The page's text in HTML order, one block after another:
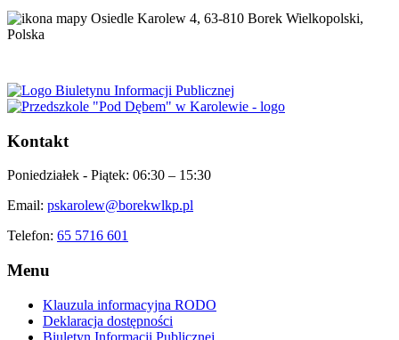
Osiedle Karolew 4, 63-810 Borek Wielkopolski,
Polska
Kontakt
Poniedziałek - Piątek: 06:30 – 15:30
Email: pskarolew@borekwlkp.pl
Telefon: 65 5716 601
Menu
Klauzula informacyjna RODO
Deklaracja dostępności
Biuletyn Informacji Publicznej